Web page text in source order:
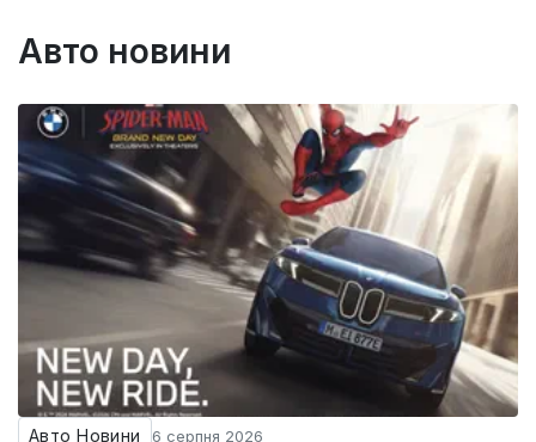
Авто новини
Авто Новини 6 серпня 2026